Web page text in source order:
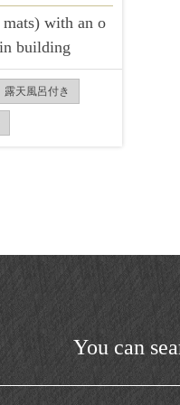
with an o
building
露天風呂付き
You can